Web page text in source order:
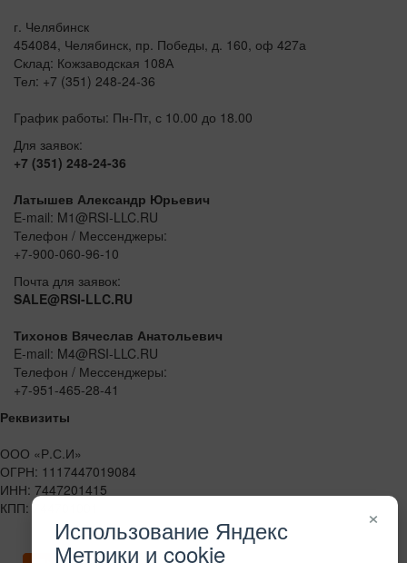
г. Челябинск
454084, Челябинск, пр. Победы, д. 160, оф 427а
Склад: Кожзаводская 108А
Тел: +7 (351) 248-24-36
График работы: Пн-Пт, с 10.00 до 18.00
Для заявок:
+7 (351) 248-24-36
Латышев Александр Юрьевич
E-mail: M1@RSI-LLC.RU
Телефон / Мессенджеры:
+7-900-060-96-10
Почта для заявок:
SALE@RSI-LLC.RU
Тихонов Вячеслав Анатольевич
E-mail: M4@RSI-LLC.RU
Телефон / Мессенджеры:
+7-951-465-28-41
Реквизиты
ООО «Р.С.И»
ОГРН: 1117447019084
ИНН: 7447201415
КПП: 744701001
×
Использование Яндекс
Метрики и cookie